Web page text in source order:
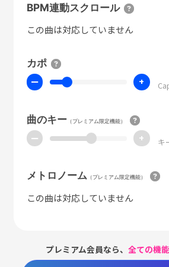
BPM連動スクロール
この曲は対応していません
カポ
ー +
曲のキー（プレミアム限定機能）
ー + キ
メトロノーム（プレミアム限定機能）
この曲は対応していません
プレミアム会員なら、全ての機能